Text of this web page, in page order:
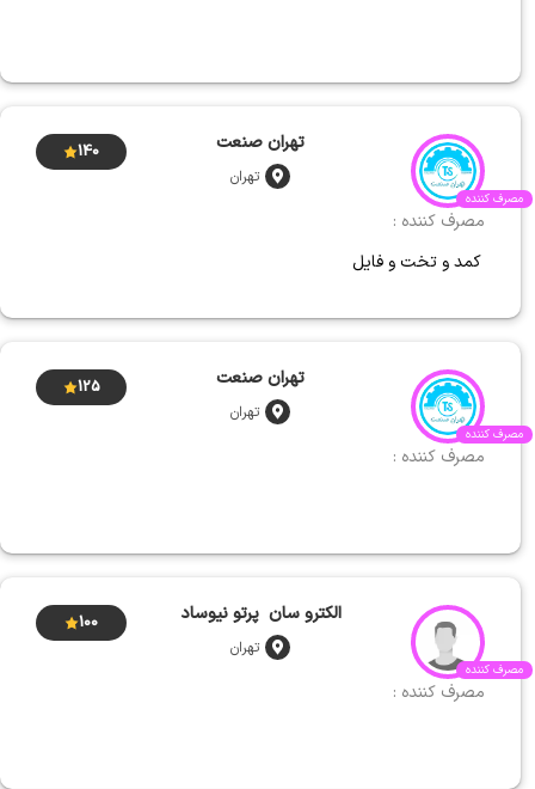
مصرف کننده
تهران صنعت
تهران
140
مصرف کننده :
کمد و تخت و فایل
مصرف کننده
تهران صنعت
تهران
125
مصرف کننده :
مصرف کننده
الکترو سان پرتو نیوساد
تهران
100
مصرف کننده :